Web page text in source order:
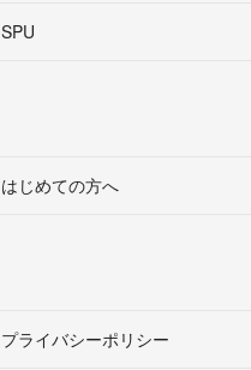
SPU
はじめての方へ
プライバシーポリシー